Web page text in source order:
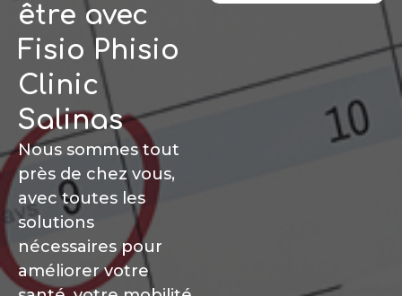
être avec
Fisio Phisio
Clinic
Salinas
Nous sommes tout
près de chez vous,
avec toutes les
solutions
nécessaires pour
améliorer votre